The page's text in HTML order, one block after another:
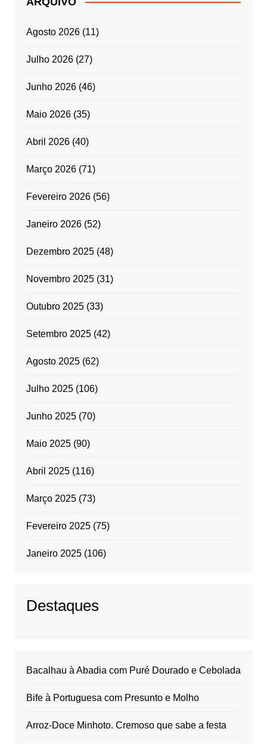
Agosto 2026(11)
Julho 2026(27)
Junho 2026(46)
Maio 2026(35)
Abril 2026(40)
Março 2026(71)
Fevereiro 2026(56)
Janeiro 2026(52)
Dezembro 2025(48)
Novembro 2025(31)
Outubro 2025(33)
Setembro 2025(42)
Agosto 2025(62)
Julho 2025(106)
Junho 2025(70)
Maio 2025(90)
Abril 2025(116)
Março 2025(73)
Fevereiro 2025(75)
Janeiro 2025(106)
Destaques
Bacalhau à Abadia com Puré Dourado e Cebolada
Bife à Portuguesa com Presunto e Molho
Arroz-Doce Minhoto. Cremoso que sabe a festa